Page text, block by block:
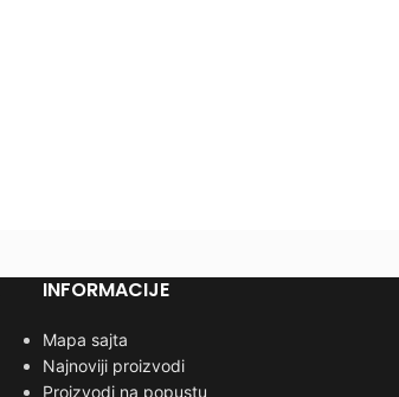
INFORMACIJE
Mapa sajta
Najnoviji proizvodi
Proizvodi na popustu